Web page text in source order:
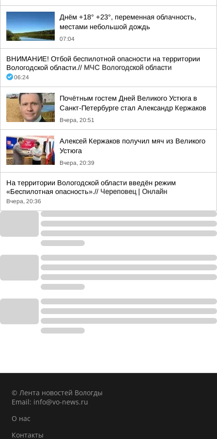
Днём +18° +23°, переменная облачность,
местами небольшой дождь
07:04
ВНИМАНИЕ! Отбой беспилотной опасности на территории
Вологодской области.// МЧС Вологодской области
06:24
Почётным гостем Дней Великого Устюга в
Санкт-Петербурге стал Александр Кержаков
Вчера, 20:51
Алексей Кержаков получил мяч из Великого
Устюга
Вчера, 20:39
На территории Вологодской области введён режим
«Беспилотная опасность».// Череповец | Онлайн
Вчера, 20:36
© Лента новостей Вологды
Email: info@vo-news.ru
О нас
Контакты